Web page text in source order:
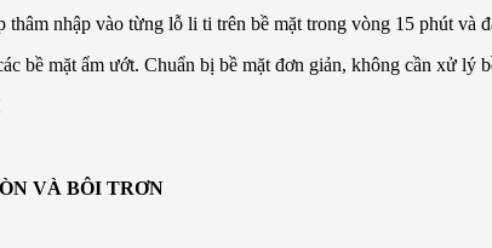
thâm nhập vào từng lỗ li ti trên bề mặt trong vòng 15 phút và
bề mặt ẩm ướt. Chuẩn bị bề mặt đơn giản, không cần xử lý
VÀ BÔI TRƠN